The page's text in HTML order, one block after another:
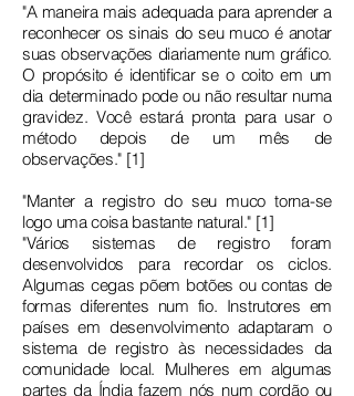
"A maneira mais adequada para aprender a
reconhecer os sinais do seu muco é anotar
suas observações diariamente num gráfico.
O propósito é identificar se o coito em um
dia determinado pode ou não resultar numa
gravidez. Você estará pronta para usar o
método depois de um mês de
observações." [1]
"Manter a registro do seu muco torna-se
logo uma coisa bastante natural." [1]
"Vários sistemas de registro foram
desenvolvidos para recordar os ciclos.
Algumas cegas põem botões ou contas de
formas diferentes num fio. Instrutores em
países em desenvolvimento adaptaram o
sistema de registro às necessidades da
comunidade local. Mulheres em algumas
partes da Índia fazem nós num cordão ou